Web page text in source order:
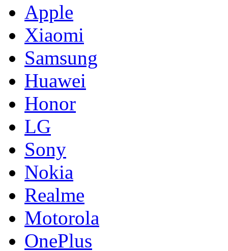
Apple
Xiaomi
Samsung
Huawei
Honor
LG
Sony
Nokia
Realme
Motorola
OnePlus